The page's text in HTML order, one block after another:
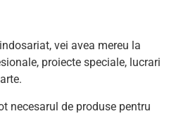
vei avea mereu la
proiecte speciale, lucrari
necesarul de produse pentru